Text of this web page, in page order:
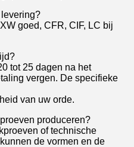
goed, CFR, CIF, LC bij
tot 25 dagen na het
vergen. De specifieke
van uw orde.
produceren?
of technische
de vormen en de